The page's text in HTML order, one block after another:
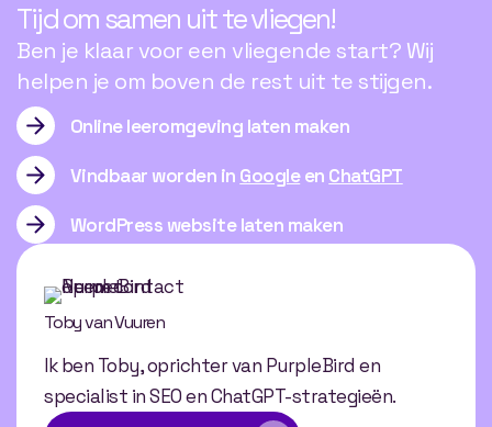
Tijd om samen uit te vliegen!
Ben je klaar voor een vliegende start? Wij
helpen je om boven de rest uit te stijgen.
Online leeromgeving laten maken
Vindbaar worden in Googleen ChatGPT
WordPress website laten maken
Toby van Vuuren
Ik ben Toby, oprichter van PurpleBird en
specialist in SEO en ChatGPT-strategieën.